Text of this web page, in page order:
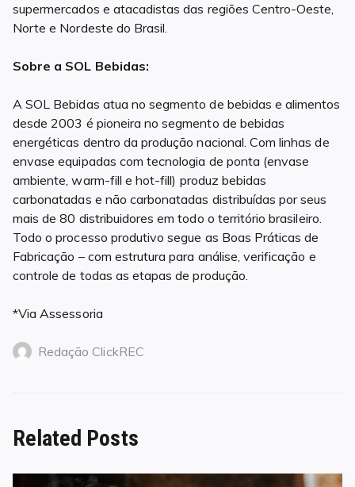
supermercados e atacadistas das regiões Centro-Oeste,
Norte e Nordeste do Brasil.
Sobre a SOL Bebidas:
A SOL Bebidas atua no segmento de bebidas e alimentos
desde 2003 é pioneira no segmento de bebidas
energéticas dentro da produção nacional. Com linhas de
envase equipadas com tecnologia de ponta (envase
ambiente, warm-fill e hot-fill) produz bebidas
carbonatadas e não carbonatadas distribuídas por seus
mais de 80 distribuidores em todo o território brasileiro.
Todo o processo produtivo segue as Boas Práticas de
Fabricação – com estrutura para análise, verificação e
controle de todas as etapas de produção.
*Via Assessoria
Redação ClickREC
Related Posts